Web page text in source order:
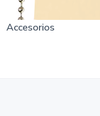
Accesorios